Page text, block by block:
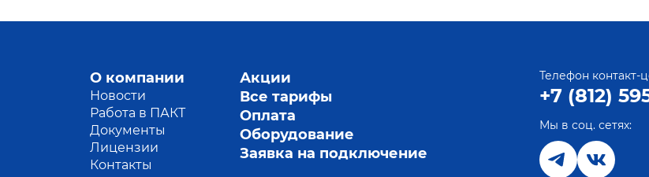
О компании
Новости
Работа в ПАКТ
Документы
Лицензии
Контакты
Акции
Все тарифы
Оплата
Оборудование
Заявка на подключение
Телефон контакт-
+7 (812)
Мы в соц. сетях: